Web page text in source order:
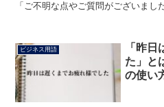
「ご不明な点やご質問がございま
ビジネス用語
「昨
た」と
の使い